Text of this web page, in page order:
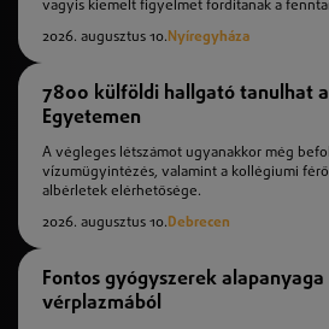
vagyis kiemelt figyelmet fordítanak a
2026. augusztus 10. Nyíregyháza
7800 külföldi hallgató tanulhat a
Egyetemen
A végleges létszámot ugyanakkor még
vízumügyintézés, valamint a kollégiumi
albérletek elérhetősége.
2026. augusztus 10.Debrecen
Fontos gyógyszerek alapanyaga
vérplazmából